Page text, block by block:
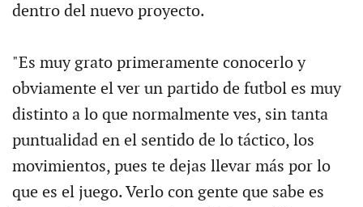
dentro del nuevo proyecto.
"Es muy grato primeramente conocerlo y
obviamente el ver un partido de futbol es muy
distinto a lo que normalmente ves, sin tanta
puntualidad en el sentido de lo táctico, los
movimientos, pues te dejas llevar más por lo
que es el juego. Verlo con gente que sabe es